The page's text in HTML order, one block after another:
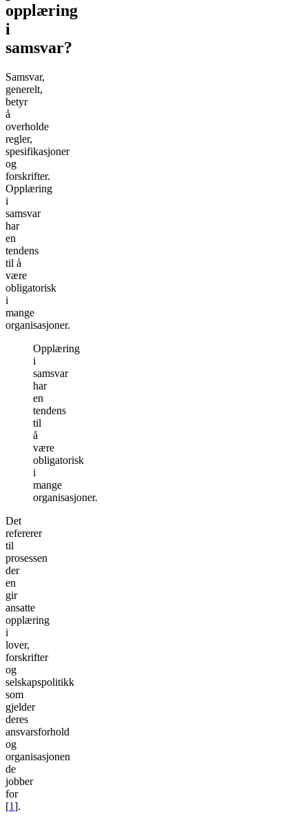
opplæring
i
samsvar?
Samsvar,
generelt,
betyr
å
overholde
regler,
spesifikasjoner
og
forskrifter.
Opplæring
i
samsvar
har
en
tendens
til å
være
obligatorisk
i
mange
organisasjoner.
Opplæring
i
samsvar
har
en
tendens
til
å
være
obligatorisk
i
mange
organisasjoner.
Det
refererer
til
prosessen
der
en
gir
ansatte
opplæring
i
lover,
forskrifter
og
selskapspolitikk
som
gjelder
deres
ansvarsforhold
og
organisasjonen
de
jobber
for
[1].